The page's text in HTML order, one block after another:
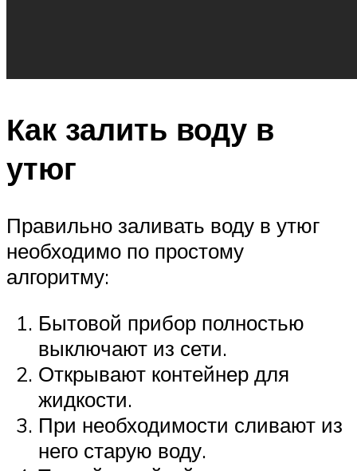
Как залить воду в
утюг
Правильно заливать воду в утюг
необходимо по простому
алгоритму:
Бытовой прибор полностью
выключают из сети.
Открывают контейнер для
жидкости.
При необходимости сливают из
него старую воду.